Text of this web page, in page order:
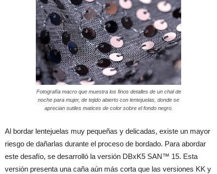
Fotografía macro que muestra los finos detalles de un chal de
noche para mujer, de tejido abierto con lentejuelas, donde se
aprecian sutiles matices de color sobre el fondo negro.
Al bordar lentejuelas muy pequeñas y delicadas, existe un mayor
riesgo de dañarlas durante el proceso de bordado. Para abordar
este desafío, se desarrolló la versión DBxK5 SAN™ 15. Esta
versión presenta una caña aún más corta que las versiones KK y